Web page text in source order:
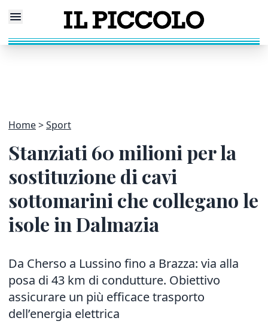
Home Sport
Stanziati 60 milioni per la
sostituzione di cavi
sottomarini che collegano le
isole in Dalmazia
Da Cherso a Lussino fino a Brazza: via alla
posa di 43 km di condutture. Obiettivo
assicurare un più efficace trasporto
dell’energia elettrica